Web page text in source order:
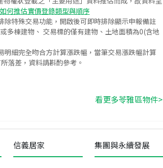
何推估實價登錄類型與順序
特殊交易功能，開啟後可即時排除顯示申報備註
多棟建物、 交易標的僅有建物、土地面積為0(含地
細完全吻合方計算漲跌幅，當筆交易漲跌幅計算
落差，資料請斟酌參考。
看更多苓雅區物件>
信義居家 集團與永續發展